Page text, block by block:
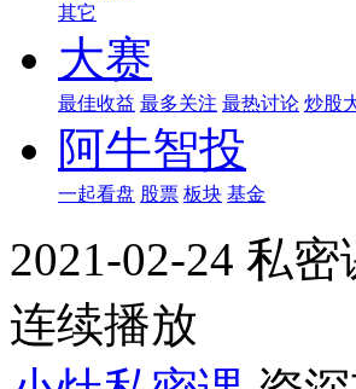
其它
大赛
最佳收益 最多关注 最热讨论 炒股
阿牛智投
一起看盘 股票 板块 基金
2021-02-24 私密
连续播放